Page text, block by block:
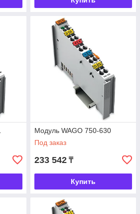
Модуль WAGO 750-630
Под заказ
233 542 ₸
Купить